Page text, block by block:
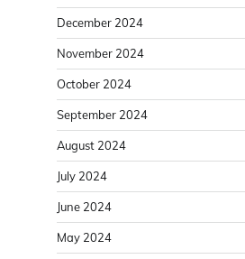
December 2024
November 2024
October 2024
September 2024
August 2024
July 2024
June 2024
May 2024